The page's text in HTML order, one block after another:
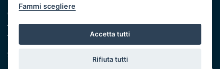
Note legali
Cookie e privacy
Amministrazione trasparente
Atti di notifica
Feed RSS
Servizi intranet
Fammi scegliere
Accetta tutti
Rifiuta tutti